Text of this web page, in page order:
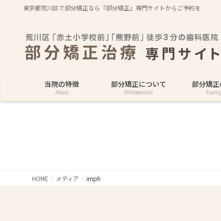
東京都荒川区で部分矯正なら『部分矯正』専門サイトからご予約を
当院の特徴
About
部分矯正について
Orthodontics
部分矯
HOME メディア imph